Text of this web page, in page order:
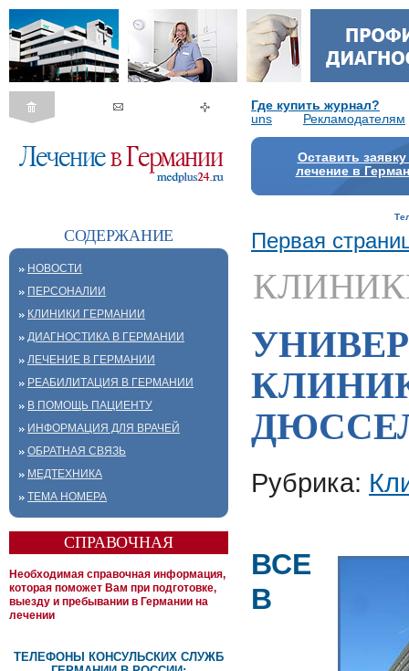
Где купить журнал?
uns
Рекламодателям
Оставить заявку
лечение в
СОДЕРЖАНИЕ
НОВОСТИ
ПЕРСОНАЛИИ
КЛИНИКИ ГЕРМАНИИ
ДИАГНОСТИКА В ГЕРМАНИИ
ЛЕЧЕНИЕ В ГЕРМАНИИ
РЕАБИЛИТАЦИЯ В ГЕРМАНИИ
В ПОМОЩЬ ПАЦИЕНТУ
ИНФОРМАЦИЯ ДЛЯ ВРАЧЕЙ
ОБРАТНАЯ СВЯЗЬ
МЕДТЕХНИКА
ТЕМА НОМЕРА
СПРАВОЧНАЯ
Необходимая справочная информация,
которая поможет Вам при подготовке,
выезду и пребывании в Германии на
лечении
ТЕЛЕФОНЫ КОНСУЛЬСКИХ СЛУЖБ
Первая
Рубрика:
ВСЕ
В